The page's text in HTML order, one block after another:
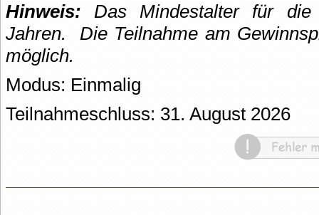
Hinweis: Das Mindestalter für
Jahren.
Die Teilnahme am
möglich.
Modus: Einmalig
Teilnahmeschluss: 31. August 2026